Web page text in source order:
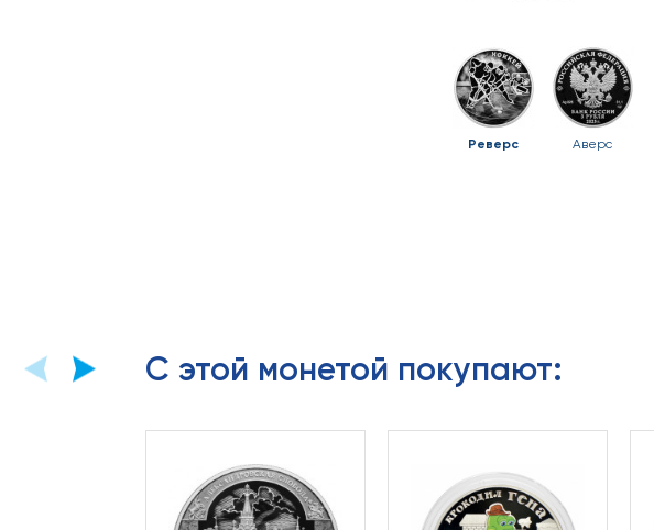
Реверс Аверс
С этой монетой покупают: